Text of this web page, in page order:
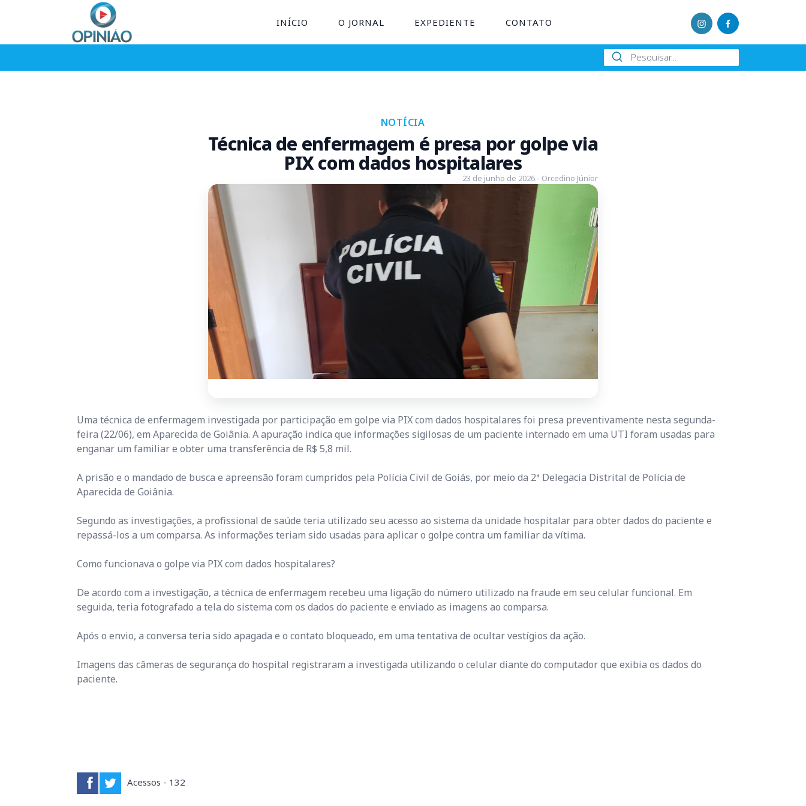
INÍCIO O JORNAL EXPEDIENTE CONTATO
NOTÍCIA
Técnica de enfermagem é presa por golpe via
PIX com dados hospitalares
23 de junho de 2026 - Orcedino Júnior
Uma técnica de enfermagem investigada por participação em golpe via PIX com dados hospitalares foi presa preventivamente nesta segunda-
feira (22/06), em Aparecida de Goiânia. A apuração indica que informações sigilosas de um paciente internado em uma UTI foram usadas para
enganar um familiar e obter uma transferência de R$ 5,8 mil.
A prisão e o mandado de busca e apreensão foram cumpridos pela Polícia Civil de Goiás, por meio da 2ª Delegacia Distrital de Polícia de
Aparecida de Goiânia.
Segundo as investigações, a profissional de saúde teria utilizado seu acesso ao sistema da unidade hospitalar para obter dados do paciente e
repassá-los a um comparsa. As informações teriam sido usadas para aplicar o golpe contra um familiar da vítima.
Como funcionava o golpe via PIX com dados hospitalares?
De acordo com a investigação, a técnica de enfermagem recebeu uma ligação do número utilizado na fraude em seu celular funcional. Em
seguida, teria fotografado a tela do sistema com os dados do paciente e enviado as imagens ao comparsa.
Após o envio, a conversa teria sido apagada e o contato bloqueado, em uma tentativa de ocultar vestígios da ação.
Imagens das câmeras de segurança do hospital registraram a investigada utilizando o celular diante do computador que exibia os dados do
paciente.
Acessos - 132